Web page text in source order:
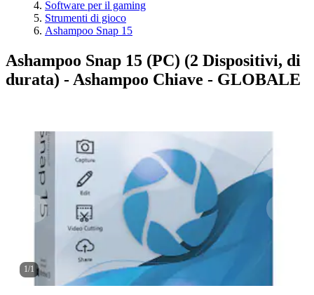
Software per il gaming
Strumenti di gioco
Ashampoo Snap 15
Ashampoo Snap 15 (PC) (2 Dispositivi, di
durata) - Ashampoo Chiave - GLOBALE
1/1